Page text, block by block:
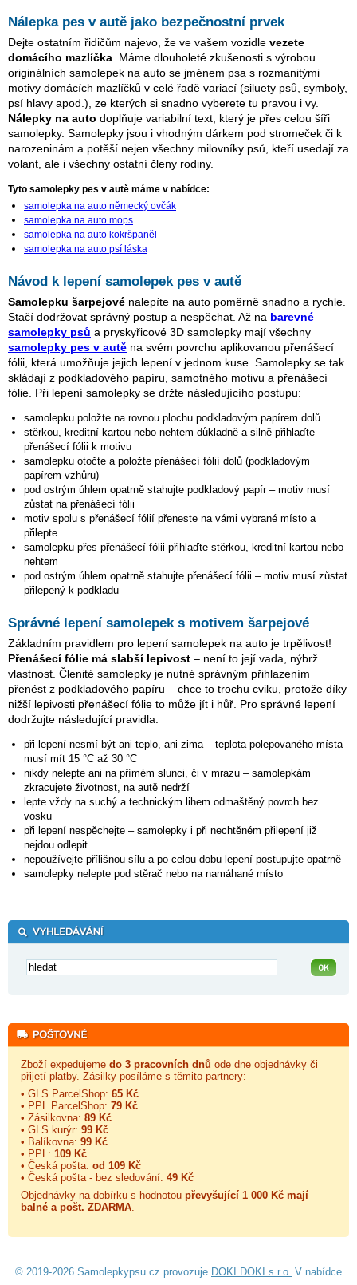
Nálepka pes v autě jako bezpečnostní prvek
Dejte ostatním řidičům najevo, že ve vašem vozidle vezete
domácího mazlíčka . Máme dlouholeté zkušenosti s výrobou
originálních samolepek na auto se jménem psa s rozmanitými
motivy domácích mazlíčků v celé řadě variací (siluety psů, symboly,
psí hlavy apod.), ze kterých si snadno vyberete tu pravou i vy.
Nálepky na auto doplňuje variabilní text, který je přes celou šíři
samolepky. Samolepky jsou i vhodným dárkem pod stromeček či k
narozeninám a potěší nejen všechny milovníky psů, kteří usedají za
volant, ale i všechny ostatní členy rodiny.
Tyto samolepky pes v autě máme v nabídce:
samolepka na auto německý ovčák
samolepka na auto mops
samolepka na auto kokršpaněl
samolepka na auto psí láska
Návod k lepení samolepek pes v autě
Samolepku šarpejové nalepíte na auto poměrně snadno a rychle.
Stačí dodržovat správný postup a nespěchat. Až na barevné
samolepky psů a pryskyřicové 3D samolepky mají všechny
samolepky pes v autě na svém povrchu aplikovanou přenášecí
fólii, která umožňuje jejich lepení v jednom kuse. Samolepky se tak
skládají z podkladového papíru, samotného motivu a přenášecí
fólie. Při lepení samolepky se držte následujícího postupu:
samolepku položte na rovnou plochu podkladovým papírem dolů
stěrkou, kreditní kartou nebo nehtem důkladně a silně přihlaďte
přenášecí fólii k motivu
samolepku otočte a položte přenášecí fólií dolů (podkladovým
papírem vzhůru)
pod ostrým úhlem opatrně stahujte podkladový papír – motiv musí
zůstat na přenášecí fólii
motiv spolu s přenášecí fólií přeneste na vámi vybrané místo a
přilepte
samolepku přes přenášecí fólii přihlaďte stěrkou, kreditní kartou nebo
nehtem
pod ostrým úhlem opatrně stahujte přenášecí fólii – motiv musí zůstat
přilepený k podkladu
Správné lepení samolepek s motivem šarpejové
Základním pravidlem pro lepení samolepek na auto je trpělivost!
Přenášecí fólie má slabší lepivost – není to její vada, nýbrž
vlastnost. Členité samolepky je nutné správným přihlazením
přenést z podkladového papíru – chce to trochu cviku, protože díky
nižší lepivosti přenášecí fólie to může jít i hůř. Pro správné lepení
dodržujte následující pravidla:
při lepení nesmí být ani teplo, ani zima – teplota polepovaného místa
musí mít 15 °C až 30 °C
nikdy nelepte ani na přímém slunci, či v mrazu – samolepkám
zkracujete životnost, na autě nedrží
lepte vždy na suchý a technickým lihem odmaštěný povrch bez
vosku
při lepení nespěchejte – samolepky i při nechtěném přilepení již
nejdou odlepit
nepoužívejte přílišnou sílu a po celou dobu lepení postupujte opatrně
samolepky nelepte pod stěrač nebo na namáhané místo
Zboží expedujeme do 3 pracovních dnů ode dne objednávky či
přijetí platby. Zásilky posíláme s těmito partnery:
• GLS ParcelShop: 65 Kč
• PPL ParcelShop: 79 Kč
• Zásilkovna: 89 Kč
• GLS kurýr: 99 Kč
• Balíkovna: 99 Kč
• PPL: 109 Kč
• Česká pošta: od 109 Kč
• Česká pošta - bez sledování: 49 Kč
Objednávky na dobírku s hodnotou převyšující 1 000 Kč mají
balné a pošt. ZDARMA.
© 2019-2026 Samolepkypsu.cz provozuje DOKI DOKI s.r.o. V nabídce